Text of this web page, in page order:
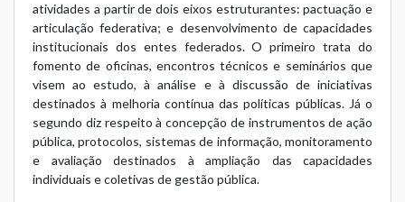
atividades a partir de dois eixos estruturantes: pactuação e
articulação federativa; e desenvolvimento de capacidades
institucionais dos entes federados. O primeiro trata do
fomento de oficinas, encontros técnicos e seminários que
visem ao estudo, à análise e à discussão de iniciativas
destinados à melhoria contínua das políticas públicas. Já o
segundo diz respeito à concepção de instrumentos de ação
pública, protocolos, sistemas de informação, monitoramento
e avaliação destinados à ampliação das capacidades
individuais e coletivas de gestão pública.